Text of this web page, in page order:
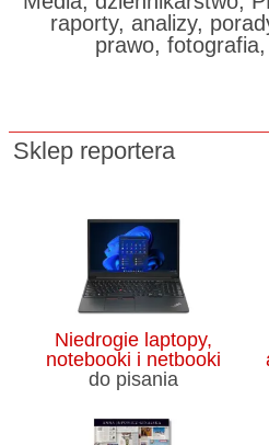
raporty, analizy,
prawo,
Sklep reportera
Niedrogie laptopy,
notebooki i netbooki
do pisania